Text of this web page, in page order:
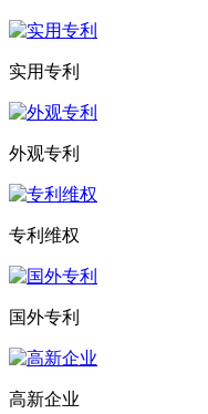
实用专利
外观专利
专利维权
国外专利
高新企业